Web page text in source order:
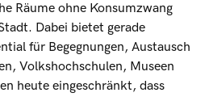
Räume ohne Konsumzwang
Dabei bietet gerade
für Begegnungen, Austausch
Volkshochschulen, Museen
heute eingeschränkt, dass